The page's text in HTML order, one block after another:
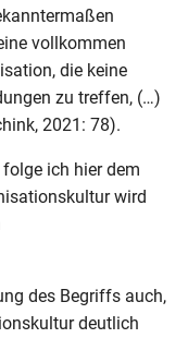
vollkommen
die keine
zu treffen, (…)
2021: 78).
ich hier dem
wird
des Begriffs auch,
deutlich